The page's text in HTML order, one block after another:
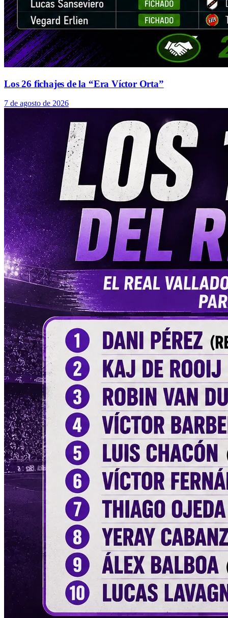
Los 26 fichajes de la “Era Víctor Orta”
7 de agosto de 2026